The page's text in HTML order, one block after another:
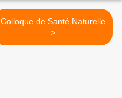
Colloque de Santé Naturelle
>